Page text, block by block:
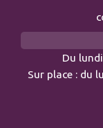
Du
Sur place : du